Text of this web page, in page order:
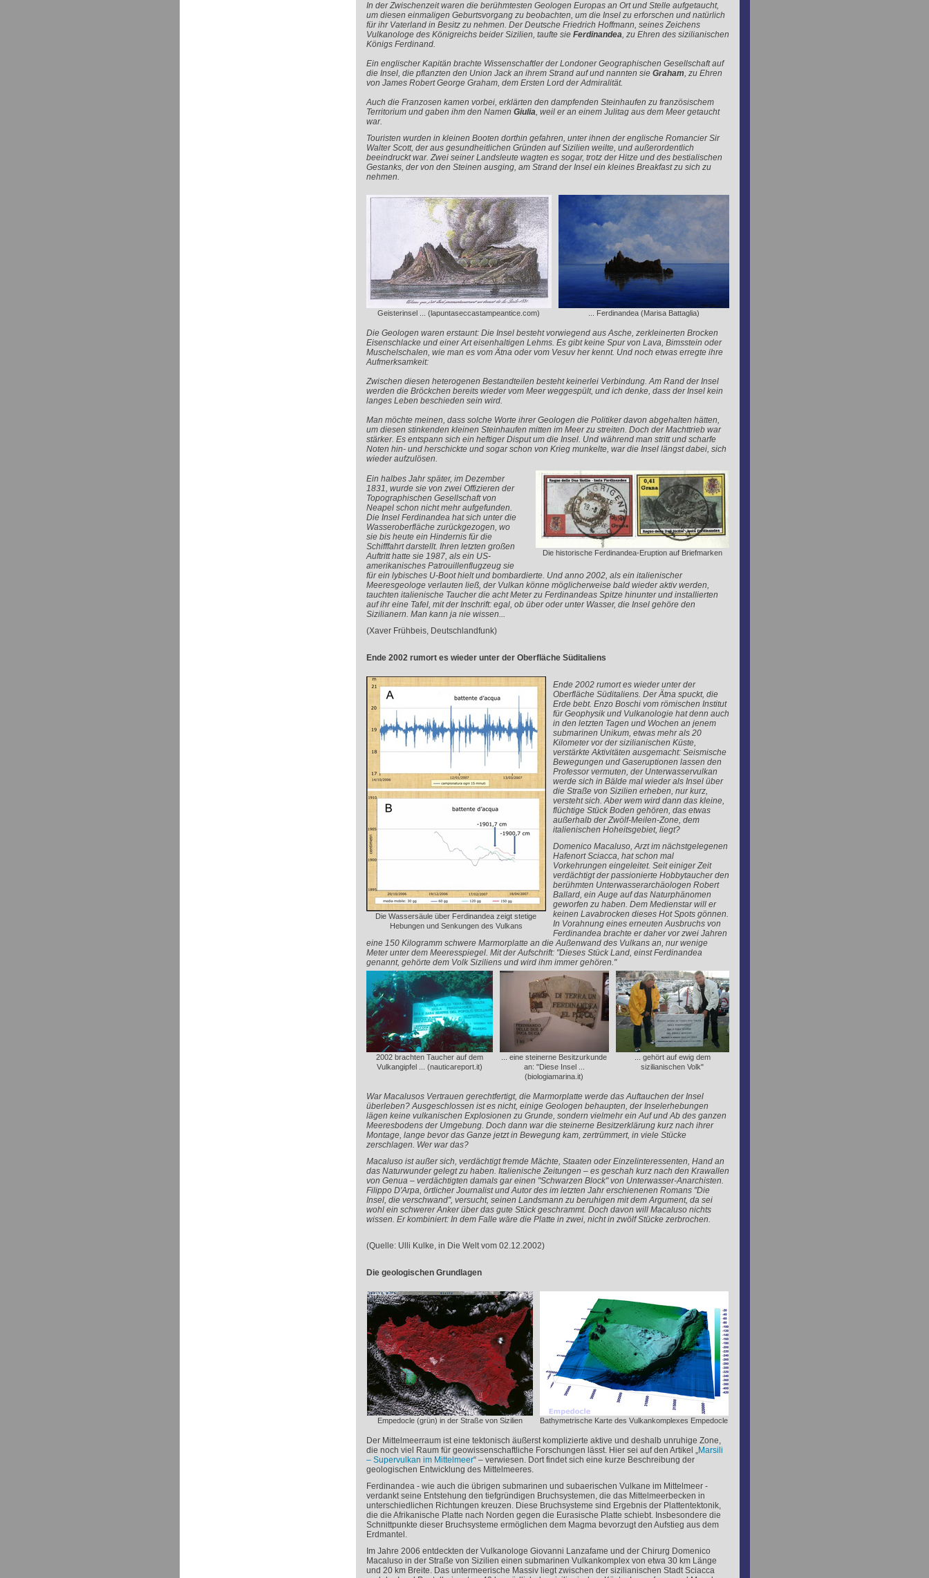
In der Zwischenzeit waren die berühmtesten Geologen Europas an Ort und Stelle aufgetaucht,
um diesen einmaligen Geburtsvorgang zu beobachten, um die Insel zu erforschen und natürlich
für ihr Vaterland in Besitz zu nehmen. Der Deutsche Friedrich Hoffmann, seines Zeichens
Vulkanologe des Königreichs beider Sizilien, taufte sie Ferdinandea, zu Ehren des sizilianischen
Königs Ferdinand.
Ein englischer Kapitän brachte Wissenschaftler der Londoner Geographischen Gesellschaft auf
die Insel, die pflanzten den Union Jack an ihrem Strand auf und nannten sie Graham, zu Ehren
von James Robert George Graham, dem Ersten Lord der Admiralität.
Auch die Franzosen kamen vorbei, erklärten den dampfenden Steinhaufen zu französischem
Territorium und gaben ihm den Namen Giulia, weil er an einem Julitag aus dem Meer getaucht
war.
Touristen wurden in kleinen Booten dorthin gefahren, unter ihnen der englische Romancier Sir
Walter Scott, der aus gesundheitlichen Gründen auf Sizilien weilte, und außerordentlich
beeindruckt war. Zwei seiner Landsleute wagten es sogar, trotz der Hitze und des bestialischen
Gestanks, der von den Steinen ausging, am Strand der Insel ein kleines Breakfast zu sich zu
nehmen.
Geisterinsel ... (lapuntaseccastampeantice.com) ... Ferdinandea (Marisa Battaglia)
Die Geologen waren erstaunt: Die Insel besteht vorwiegend aus Asche, zerkleinerten Brocken
Eisenschlacke und einer Art eisenhaltigen Lehms. Es gibt keine Spur von Lava, Bimsstein oder
Muschelschalen, wie man es vom Ätna oder vom Vesuv her kennt. Und noch etwas erregte ihre
Aufmerksamkeit:
Zwischen diesen heterogenen Bestandteilen besteht keinerlei Verbindung. Am Rand der Insel
werden die Bröckchen bereits wieder vom Meer weggespült, und ich denke, dass der Insel kein
langes Leben beschieden sein wird.
Man möchte meinen, dass solche Worte ihrer Geologen die Politiker davon abgehalten hätten,
um diesen stinkenden kleinen Steinhaufen mitten im Meer zu streiten. Doch der Machttrieb war
stärker. Es entspann sich ein heftiger Disput um die Insel. Und während man stritt und scharfe
Noten hin- und herschickte und sogar schon von Krieg munkelte, war die Insel längst dabei, sich
wieder aufzulösen.
Die historische Ferdinandea-Eruption auf Briefmarken
Ein halbes Jahr später, im Dezember
1831, wurde sie von zwei Offizieren der
Topographischen Gesellschaft von
Neapel schon nicht mehr aufgefunden.
Die Insel Ferdinandea hat sich unter die
Wasseroberfläche zurückgezogen, wo
sie bis heute ein Hindernis für die
Schifffahrt darstellt. Ihren letzten großen
Auftritt hatte sie 1987, als ein US-
amerikanisches Patrouillenflugzeug sie
für ein lybisches U-Boot hielt und bombardierte. Und anno 2002, als ein italienischer
Meeresgeologe verlauten ließ, der Vulkan könne möglicherweise bald wieder aktiv werden,
tauchten italienische Taucher die acht Meter zu Ferdinandeas Spitze hinunter und installierten
auf ihr eine Tafel, mit der Inschrift: egal, ob über oder unter Wasser, die Insel gehöre den
Sizilianern. Man kann ja nie wissen...
(Xaver Frühbeis, Deutschlandfunk)
Ende 2002 rumort es wieder unter der Oberfläche Süditaliens
Die Wassersäule über Ferdinandea zeigt stetige
Hebungen und Senkungen des Vulkans
Ende 2002 rumort es wieder unter der
Oberfläche Süditaliens. Der Ätna spuckt, die
Erde bebt. Enzo Boschi vom römischen Institut
für Geophysik und Vulkanologie hat denn auch
in den letzten Tagen und Wochen an jenem
submarinen Unikum, etwas mehr als 20
Kilometer vor der sizilianischen Küste,
verstärkte Aktivitäten ausgemacht: Seismische
Bewegungen und Gaseruptionen lassen den
Professor vermuten, der Unterwasservulkan
werde sich in Bälde mal wieder als Insel über
die Straße von Sizilien erheben, nur kurz,
versteht sich. Aber wem wird dann das kleine,
flüchtige Stück Boden gehören, das etwas
außerhalb der Zwölf-Meilen-Zone, dem
italienischen Hoheitsgebiet, liegt?
Domenico Macaluso, Arzt im nächstgelegenen
Hafenort Sciacca, hat schon mal
Vorkehrungen eingeleitet. Seit einiger Zeit
verdächtigt der passionierte Hobbytaucher den
berühmten Unterwasserarchäologen Robert
Ballard, ein Auge auf das Naturphänomen
geworfen zu haben. Dem Medienstar will er
keinen Lavabrocken dieses Hot Spots gönnen.
In Vorahnung eines erneuten Ausbruchs von
Ferdinandea brachte er daher vor zwei Jahren
eine 150 Kilogramm schwere Marmorplatte an die Außenwand des Vulkans an, nur wenige
Meter unter dem Meeresspiegel. Mit der Aufschrift: "Dieses Stück Land, einst Ferdinandea
genannt, gehörte dem Volk Siziliens und wird ihm immer gehören."
2002 brachten Taucher auf dem
Vulkangipfel ... (nauticareport.it)
... eine steinerne Besitzurkunde
an: "Diese Insel ...
(biologiamarina.it)
... gehört auf ewig dem
sizilianischen Volk"
War Macalusos Vertrauen gerechtfertigt, die Marmorplatte werde das Auftauchen der Insel
überleben? Ausgeschlossen ist es nicht, einige Geologen behaupten, der Inselerhebungen
lägen keine vulkanischen Explosionen zu Grunde, sondern vielmehr ein Auf und Ab des ganzen
Meeresbodens der Umgebung. Doch dann war die steinerne Besitzerklärung kurz nach ihrer
Montage, lange bevor das Ganze jetzt in Bewegung kam, zertrümmert, in viele Stücke
zerschlagen. Wer war das?
Macaluso ist außer sich, verdächtigt fremde Mächte, Staaten oder Einzelinteressenten, Hand an
das Naturwunder gelegt zu haben. Italienische Zeitungen – es geschah kurz nach den Krawallen
von Genua – verdächtigten damals gar einen "Schwarzen Block" von Unterwasser-Anarchisten.
Filippo D'Arpa, örtlicher Journalist und Autor des im letzten Jahr erschienenen Romans "Die
Insel, die verschwand", versucht, seinen Landsmann zu beruhigen mit dem Argument, da sei
wohl ein schwerer Anker über das gute Stück geschrammt. Doch davon will Macaluso nichts
wissen. Er kombiniert: In dem Falle wäre die Platte in zwei, nicht in zwölf Stücke zerbrochen.
(Quelle: Ulli Kulke, in Die Welt vom 02.12.2002)
Die geologischen Grundlagen
Empedocle (grün) in der Straße von Sizilien Bathymetrische Karte des Vulkankomplexes Empedocle
Der Mittelmeerraum ist eine tektonisch äußerst komplizierte aktive und deshalb unruhige Zone,
die noch viel Raum für geowissenschaftliche Forschungen lässt. Hier sei auf den Artikel „Marsili
– Supervulkan im Mittelmeer“ – verwiesen. Dort findet sich eine kurze Beschreibung der
geologischen Entwicklung des Mittelmeeres.
Ferdinandea - wie auch die übrigen submarinen und subaerischen Vulkane im Mittelmeer -
verdankt seine Entstehung den tiefgründigen Bruchsystemen, die das Mittelmeerbecken in
unterschiedlichen Richtungen kreuzen. Diese Bruchsysteme sind Ergebnis der Plattentektonik,
die die Afrikanische Platte nach Norden gegen die Eurasische Platte schiebt. Insbesondere die
Schnittpunkte dieser Bruchsysteme ermöglichen dem Magma bevorzugt den Aufstieg aus dem
Erdmantel.
Im Jahre 2006 entdeckten der Vulkanologe Giovanni Lanzafame und der Chirurg Domenico
Macaluso in der Straße von Sizilien einen submarinen Vulkankomplex von etwa 30 km Länge
und 20 km Breite. Das untermeerische Massiv liegt zwischen der sizilianischen Stadt Sciacca